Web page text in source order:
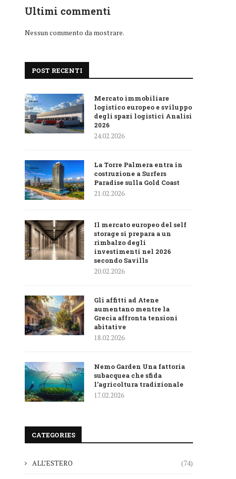
Ultimi commenti
Nessun commento da mostrare.
POST RECENTI
Mercato immobiliare
logistico europeo e sviluppo
degli spazi logistici Analisi
2026
24.02.2026
La Torre Palmera entra in
costruzione a Surfers
Paradise sulla Gold Coast
21.02.2026
Il mercato europeo del self
storage si prepara a un
rimbalzo degli
investimenti nel 2026
secondo Savills
20.02.2026
Gli affitti ad Atene
aumentano mentre la
Grecia affronta tensioni
abitative
18.02.2026
Nemo Garden Una fattoria
subacquea che sfida
l’agricoltura tradizionale
17.02.2026
CATEGORIES
ALL’ESTERO (74)